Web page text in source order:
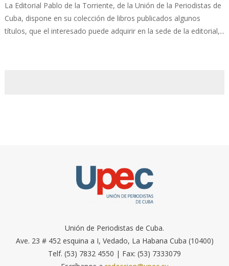
La Editorial Pablo de la Torriente, de la Unión de la Periodistas de
Cuba, dispone en su colección de libros publicados algunos
títulos, que el interesado puede adquirir en la sede de la editorial,...
Unión de Periodistas de Cuba.
Ave. 23 # 452 esquina a I, Vedado, La Habana Cuba (10400)
Telf. (53) 7832 4550 | Fax: (53) 7333079